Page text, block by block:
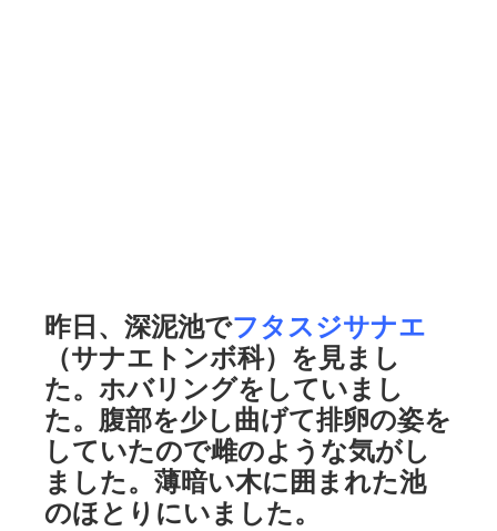
昨日、深泥池でフタスジサナエ
（サナエトンボ科）を見まし
た。ホバリングをしていまし
た。腹部を少し曲げて排卵の姿を
していたので雌のような気がし
ました。薄暗い木に囲まれた池
のほとりにいました。